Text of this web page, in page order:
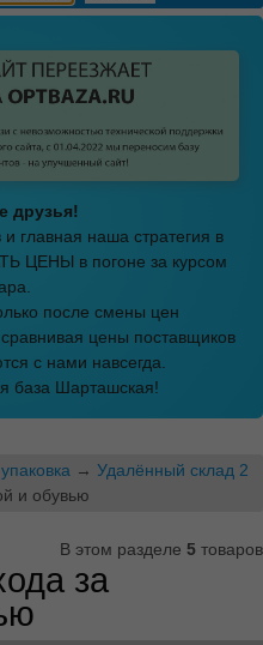
друзья!
главная наша стратегия в
ЦЕНЫ в погоне за курсом
после смены цен
цены поставщиков
с нами навсегда.
база Шарташская!
→ Удалённый склад 2
и обувью
В этом разделе 5 товаров
за